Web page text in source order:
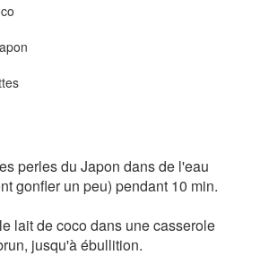
perles du Japon dans de l'eau
gonfler un peu) pendant 10 min.
lait de coco dans une casserole
jusqu'à ébullition.